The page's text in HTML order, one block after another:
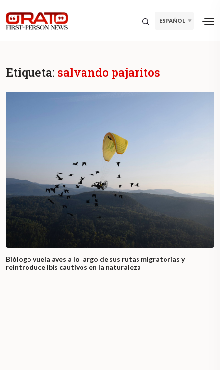
ESPAÑOL
Etiqueta: salvando pajaritos
Biólogo vuela aves a lo largo de sus rutas migratorias y
reintroduce ibis cautivos en la naturaleza